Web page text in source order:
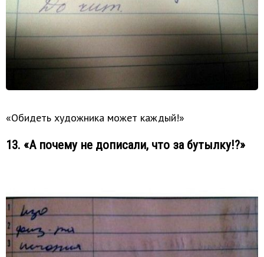
«Обидеть художника может каждый!»
13. «А почему не дописали, что за бутылку!?»